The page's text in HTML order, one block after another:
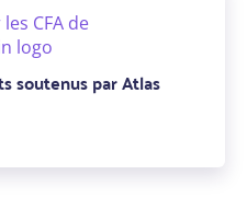
soutenus par Atlas